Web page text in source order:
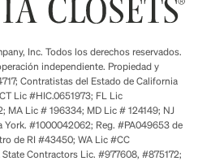
Inc. Todos los derechos reservados.
independiente. Propiedad y
Contratistas del Estado de California
Lic #HIC.0651973; FL Lic
MA Lic # 196334; MD Lic # 124149; NJ
York. #1000042062; Reg. #PA049653 de
de RI #43450; WA Lic #CC
Contractors Lic. #977608, #875172;